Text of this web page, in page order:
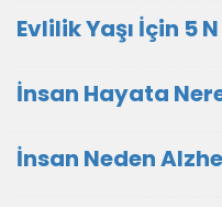
Evlilik Yaşı İçin 5 N
İnsan Hayata
İnsan Neden